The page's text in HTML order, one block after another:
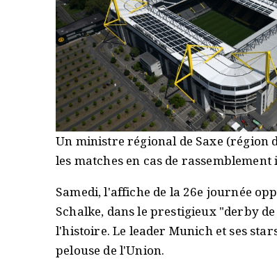
Un ministre régional de Saxe
les matches en cas de
Samedi, l'affiche de la 26e journée
Schalke, dans le prestigieux "derby
l'histoire. Le leader Munich et ses
pelouse de l'Union.